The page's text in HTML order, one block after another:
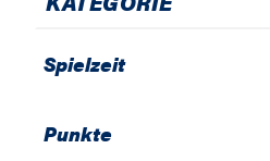
Spielzeit
Punkte